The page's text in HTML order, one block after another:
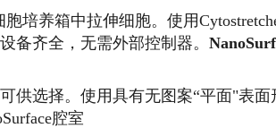
胞培养箱中拉伸细胞。使用
备齐全，无需外部控制器。
供选择。使用具有无图案“平面"表
腔室